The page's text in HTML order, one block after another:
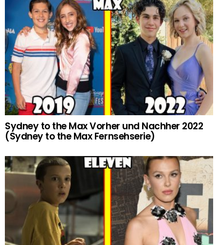
Sydney to the Max Vorher und Nachher 2022
(Sydney to the Max Fernsehserie)